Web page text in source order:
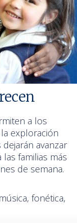
a los
exploración
avanzar
familias más
de semana.
fonética,